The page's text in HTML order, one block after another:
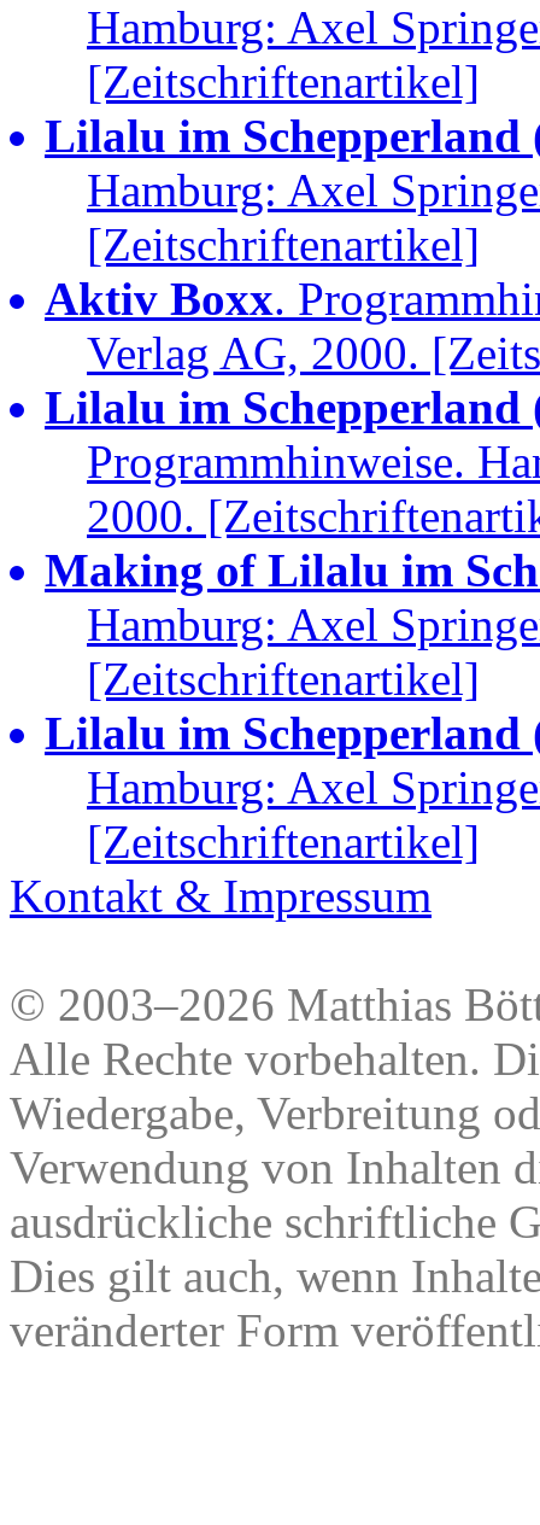
Hamburg: Axel
[Zeitschriftenartikel]
Lilalu im Schepperland
Hamburg: Axel
[Zeitschriftenartikel]
Aktiv Boxx.
Verlag AG, 2000.
Lilalu im Schepperland
Programmhinweise.
2000.
Making of Lilalu im
Hamburg: Axel
[Zeitschriftenartikel]
Lilalu im Schepperland
Hamburg: Axel
[Zeitschriftenartikel]
Kontakt & Impressum
© 2003–2026 Matthias
Alle Rechte vorbehalten.
Wiedergabe, Verbreitung
Verwendung von Inhalten
ausdrückliche schriftliche
Dies gilt auch, wenn
veränderter Form